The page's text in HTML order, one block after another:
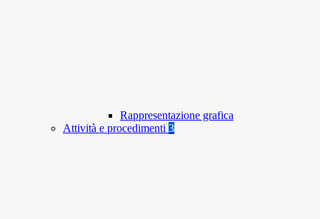
Rappresentazione grafica
Attività e procedimenti 3